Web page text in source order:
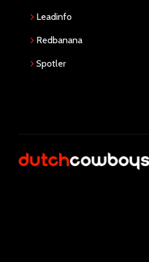
Leadinfo
Redbanana
Spotler